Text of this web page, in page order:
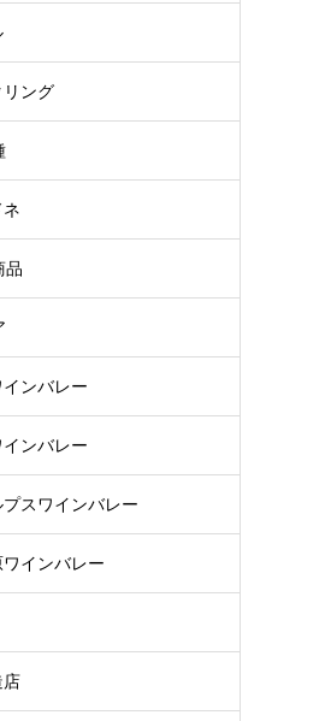
リング
品
ンバレー
ンバレー
プスワインバレー
インバレー
店